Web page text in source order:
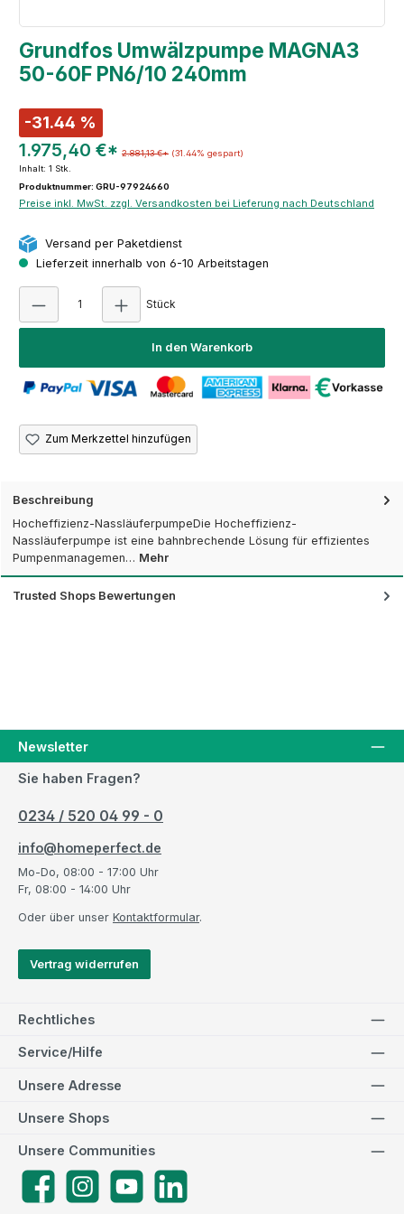
Grundfos Umwälzpumpe MAGNA3
50-60F PN6/10 240mm
-31.44 %
1.975,40 €* 2.881,13 €* (31.44% gespart)
Inhalt: 1 Stk.
Produktnummer: GRU-97924660
Preise inkl. MwSt. zzgl. Versandkosten bei Lieferung nach Deutschland
Versand per Paketdienst
Lieferzeit innerhalb von 6-10 Arbeitstagen
Stück
In den Warenkorb
Zum Merkzettel hinzufügen
Beschreibung
Hocheffizienz-NassläuferpumpeDie Hocheffizienz-
Nassläuferpumpe ist eine bahnbrechende Lösung für effizientes
Pumpenmanagemen… Mehr
Trusted Shops Bewertungen
Newsletter
Sie haben Fragen?
0234 / 520 04 99 - 0
info@homeperfect.de
Mo-Do, 08:00 - 17:00 Uhr
Fr, 08:00 - 14:00 Uhr
Oder über unser Kontaktformular.
Vertrag widerrufen
Rechtliches
Service/Hilfe
Unsere Adresse
Unsere Communities
FacebookInstagramYouTube
Unsere Shops